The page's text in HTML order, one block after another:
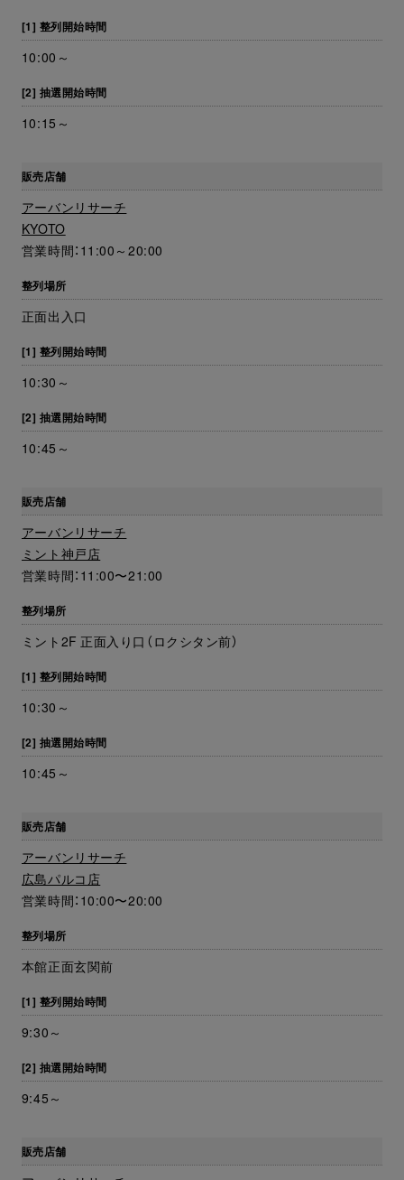
[1] 整列開始時間
10:00～
[2] 抽選開始時間
10:15～
販売店舗
アーバンリサーチ
KYOTO
営業時間：11:00～20:00
整列場所
正面出入口
[1] 整列開始時間
10:30～
[2] 抽選開始時間
10:45～
販売店舗
アーバンリサーチ
ミント神戸店
営業時間：11:00〜21:00
整列場所
ミント2F 正面入り口（ロクシタン前）
[1] 整列開始時間
10:30～
[2] 抽選開始時間
10:45～
販売店舗
アーバンリサーチ
広島パルコ店
営業時間：10:00〜20:00
整列場所
本館正面玄関前
[1] 整列開始時間
9:30～
[2] 抽選開始時間
9:45～
販売店舗